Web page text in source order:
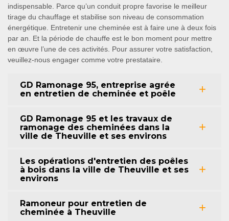
indispensable. Parce qu’un conduit propre favorise le meilleur
tirage du chauffage et stabilise son niveau de consommation
énergétique. Entretenir une cheminée est à faire une à deux fois
par an. Et la période de chauffe est le bon moment pour mettre
en œuvre l’une de ces activités. Pour assurer votre satisfaction,
veuillez-nous engager comme votre prestataire.
GD Ramonage 95, entreprise agrée
en entretien de cheminée et poêle
GD Ramonage 95 et les travaux de
ramonage des cheminées dans la
ville de Theuville et ses environs
Les opérations d'entretien des poêles
à bois dans la ville de Theuville et ses
environs
Ramoneur pour entretien de
cheminée à Theuville